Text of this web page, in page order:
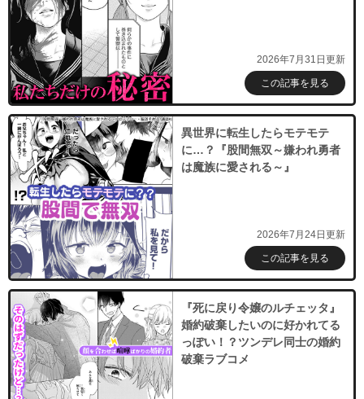
2026年7月31日更新
この記事を見る
異世界に転生したらモテモテ
に…？『股間無双～嫌われ勇者
は魔族に愛される～』
2026年7月24日更新
この記事を見る
『死に戻り令嬢のルチェッタ』
婚約破棄したいのに好かれてる
っぽい！？ツンデレ同士の婚約
破棄ラブコメ